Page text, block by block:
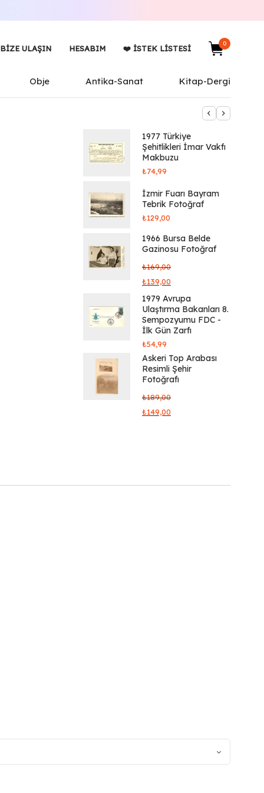
BIZE ULAŞIN HESABIM ❤️ İSTEK LISTESI
0
Obje Antika-Sanat Kitap-Dergi
1977 Türkiye
Şehitlikleri İmar Vakfı
Makbuzu
₺74,99
İzmir Fuarı Bayram
Tebrik Fotoğraf
₺129,00
1966 Bursa Belde
Gazinosu Fotoğraf
₺169,00
₺139,00
1979 Avrupa
Ulaştırma Bakanları 8.
Sempozyumu FDC -
İlk Gün Zarfı
₺54,99
Askeri Top Arabası
Resimli Şehir
Fotoğrafı
₺189,00
₺149,00